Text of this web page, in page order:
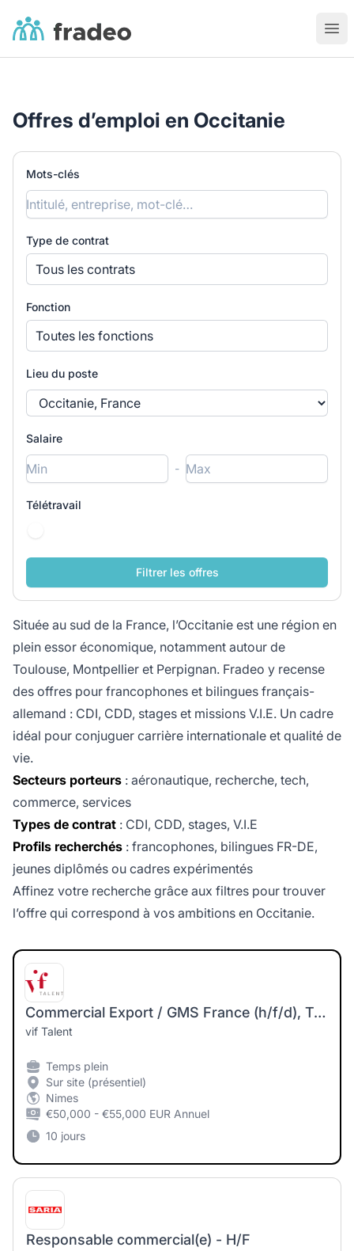
Fradeo
Offres d’emploi en Occitanie
Mots-clés
Type de contrat
Tous les contrats
Fonction
Toutes les fonctions
Lieu du poste
Salaire
-
Télétravail
Située au sud de la France, l’Occitanie est une région en
plein essor économique, notamment autour de
Toulouse, Montpellier et Perpignan. Fradeo y recense
des offres pour francophones et bilingues français-
allemand : CDI, CDD, stages et missions V.I.E. Un cadre
idéal pour conjuguer carrière internationale et qualité de
vie.
Secteurs porteurs : aéronautique, recherche, tech,
commerce, services
Types de contrat : CDI, CDD, stages, V.I.E
Profils recherchés : francophones, bilingues FR-DE,
jeunes diplômés ou cadres expérimentés
Affinez votre recherche grâce aux filtres pour trouver
l’offre qui correspond à vos ambitions en Occitanie.
Commercial Export / GMS France (h/f/d), Trilingue FR-DE-EN
vif Talent
Temps plein
Sur site (présentiel)
Nimes
€50,000 - €55,000 EUR Annuel
10 jours
Responsable commercial(e) - H/F